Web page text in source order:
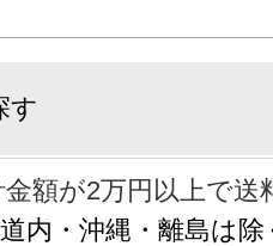
す
額が2万円以上で送
道内・沖縄・離島は